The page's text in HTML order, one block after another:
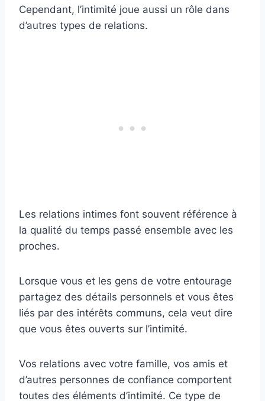
Cependant, l’intimité joue aussi un rôle dans
d’autres types de relations.
Les relations intimes font souvent référence à
la qualité du temps passé ensemble avec les
proches.
Lorsque vous et les gens de votre entourage
partagez des détails personnels et vous êtes
liés par des intérêts communs, cela veut dire
que vous êtes ouverts sur l’intimité.
Vos relations avec votre famille, vos amis et
d’autres personnes de confiance comportent
toutes des éléments d’intimité. Ce type de